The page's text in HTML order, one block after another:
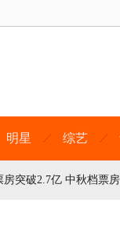
明星 综艺
房突破2.7亿 中秋档票